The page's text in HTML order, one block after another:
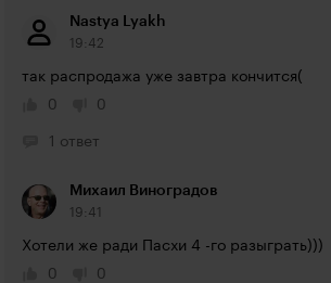
Nastya Lyakh
19:42
так распродажа уже завтра кончится(
0
0
1 ответ
Михаил Виноградов
19:41
Хотели же ради Пасхи 4 -го разыграть)))
0
0